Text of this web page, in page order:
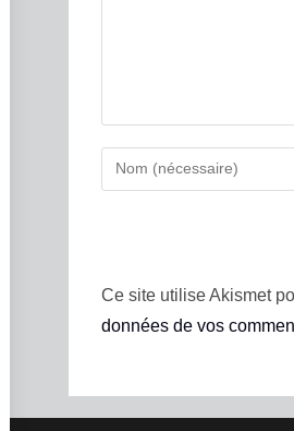
Ce site utilise Akismet
données de vos